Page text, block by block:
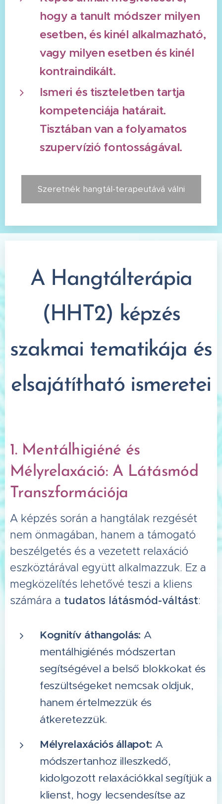
hogy a tanult módszer milyen
esetben, és kinél alkalmazható,
vagy milyen esetben és kinél
kontraindikált.
Ismeri és tiszteletben tartja
kompetenciája határait.
Tisztában van a folyamatos
szupervízió fontosságával.
Szeretnék hangtál-terapeutává válni
A Hangtálterápia
(HHT2) képzés
szakmai tematikája és
elsajátítható ismeretei
1. Mentálhigiéné és
Mélyrelaxáció: A Látásmód
Transzformációja
A képzés során a hangtálak rezgését
nem önmagában, hanem a támogató
beszélgetés és a vezetett relaxáció
eszköztárával együtt alkalmazzuk. Ez a
megközelítés lehetővé teszi a kliens
számára a tudatos látásmód-váltást:
Kognitív áthangolás: A
mentálhigiénés módszertan
segítségével a belső blokkokat és
feszültségeket nemcsak oldjuk,
hanem értelmezzük és
átkeretezzük.
Mélyrelaxációs állapot: A
módszertanhoz illeszkedő,
kidolgozott relaxációkkal segítjük a
klienst, hogy lecsendesítse az